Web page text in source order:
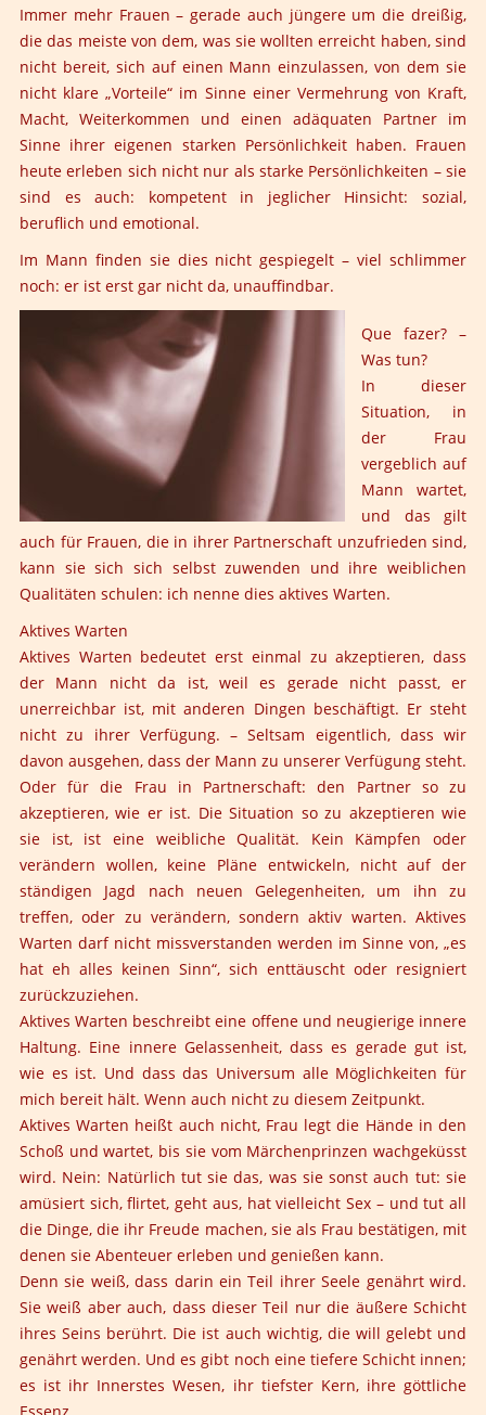
Immer mehr Frauen – gerade auch jüngere um die dreißig,
die das meiste von dem, was sie wollten erreicht haben, sind
nicht bereit, sich auf einen Mann einzulassen, von dem sie
nicht klare „Vorteile“ im Sinne einer Vermehrung von Kraft,
Macht, Weiterkommen und einen adäquaten Partner im
Sinne ihrer eigenen starken Persönlichkeit haben. Frauen
heute erleben sich nicht nur als starke Persönlichkeiten – sie
sind es auch: kompetent in jeglicher Hinsicht: sozial,
beruflich und emotional.
Im Mann finden sie dies nicht gespiegelt – viel schlimmer
noch: er ist erst gar nicht da, unauffindbar.
Que fazer? –
Was tun?
In dieser
Situation, in
der Frau
vergeblich auf
Mann wartet,
und das gilt
auch für Frauen, die in ihrer Partnerschaft unzufrieden sind,
kann sie sich sich selbst zuwenden und ihre weiblichen
Qualitäten schulen: ich nenne dies aktives Warten.
Aktives Warten
Aktives Warten bedeutet erst einmal zu akzeptieren, dass
der Mann nicht da ist, weil es gerade nicht passt, er
unerreichbar ist, mit anderen Dingen beschäftigt. Er steht
nicht zu ihrer Verfügung. – Seltsam eigentlich, dass wir
davon ausgehen, dass der Mann zu unserer Verfügung steht.
Oder für die Frau in Partnerschaft: den Partner so zu
akzeptieren, wie er ist. Die Situation so zu akzeptieren wie
sie ist, ist eine weibliche Qualität. Kein Kämpfen oder
verändern wollen, keine Pläne entwickeln, nicht auf der
ständigen Jagd nach neuen Gelegenheiten, um ihn zu
treffen, oder zu verändern, sondern aktiv warten. Aktives
Warten darf nicht missverstanden werden im Sinne von, „es
hat eh alles keinen Sinn“, sich enttäuscht oder resigniert
zurückzuziehen.
Aktives Warten beschreibt eine offene und neugierige innere
Haltung. Eine innere Gelassenheit, dass es gerade gut ist,
wie es ist. Und dass das Universum alle Möglichkeiten für
mich bereit hält. Wenn auch nicht zu diesem Zeitpunkt.
Aktives Warten heißt auch nicht, Frau legt die Hände in den
Schoß und wartet, bis sie vom Märchenprinzen wachgeküsst
wird. Nein: Natürlich tut sie das, was sie sonst auch tut: sie
amüsiert sich, flirtet, geht aus, hat vielleicht Sex – und tut all
die Dinge, die ihr Freude machen, sie als Frau bestätigen, mit
denen sie Abenteuer erleben und genießen kann.
Denn sie weiß, dass darin ein Teil ihrer Seele genährt wird.
Sie weiß aber auch, dass dieser Teil nur die äußere Schicht
ihres Seins berührt. Die ist auch wichtig, die will gelebt und
genährt werden. Und es gibt noch eine tiefere Schicht innen;
es ist ihr Innerstes Wesen, ihr tiefster Kern, ihre göttliche